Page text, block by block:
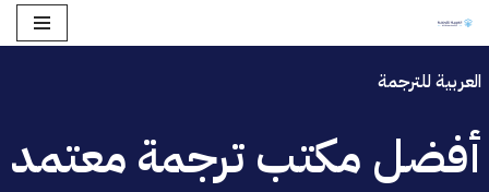
إلى
العربية للترجمة
أفضل مكتب ترجمة معتمد